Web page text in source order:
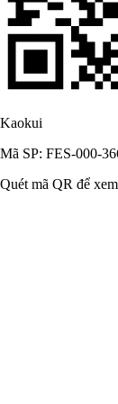
Kaokui
Mã SP: FES-000-
Quét mã QR để